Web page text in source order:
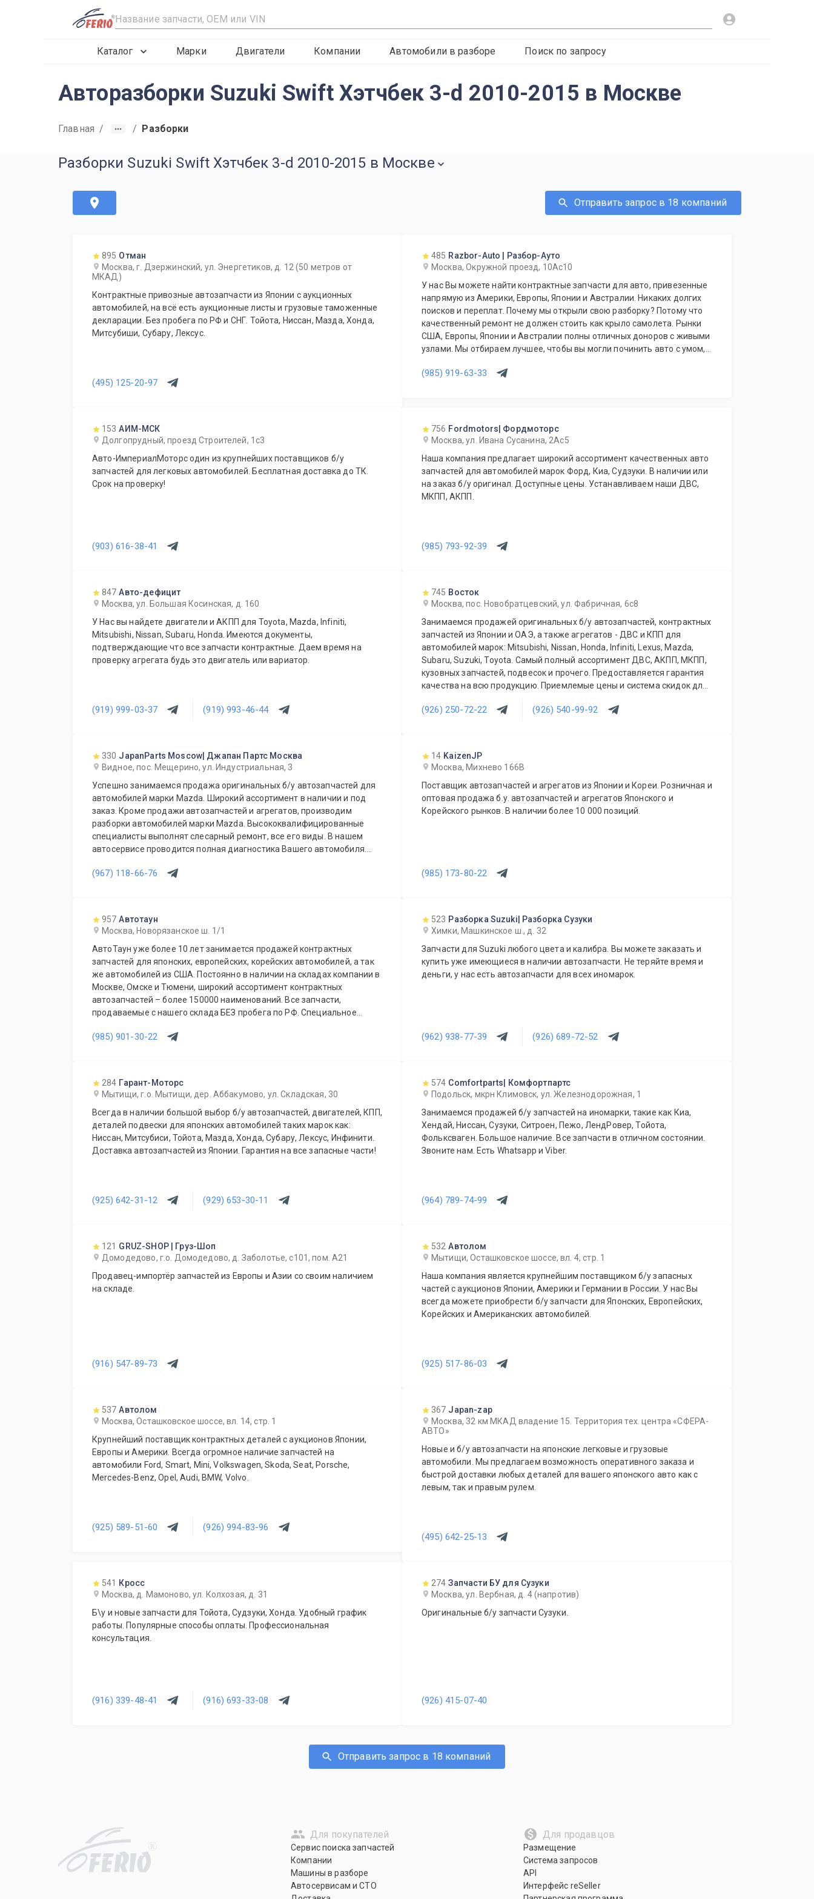
R
Каталог Марки Двигатели Компании Автомобили в разборе Поиск по запросу
Авторазборки Suzuki Swift Хэтчбек 3-d 2010-2015 в Москве
Главная / / Разборки
Разборки Suzuki Swift Хэтчбек 3-d 2010-2015 в Москве
Отправить запрос в 18 компаний
895 Отман
Москва, г. Дзержинский, ул. Энергетиков, д. 12 (50 метров от
МКАД)
Контрактные привозные автозапчасти из Японии с аукционных
автомобилей, на всё есть аукционные листы и грузовые таможенные
декларации. Без пробега по РФ и СНГ. Тойота, Ниссан, Мазда, Хонда,
Митсубиши, Субару, Лексус.
(495) 125-20-97
485 Razbor-Auto | Разбор-Ауто
Москва, Окружной проезд, 10Ас10
У нас Вы можете найти контрактные запчасти для авто, привезенные
напрямую из Америки, Европы, Японии и Австралии. Никаких долгих
поисков и переплат. Почему мы открыли свою разборку? Потому что
качественный ремонт не должен стоить как крыло самолета. Рынки
США, Европы, Японии и Австралии полны отличных доноров с живыми
узлами. Мы отбираем лучшее, чтобы вы могли починить авто с умом, а
(985) 919-63-33
153 АИМ-МСК
Долгопрудный, проезд Строителей, 1с3
Авто-ИмпериалМоторс один из крупнейших поставщиков б/у
запчастей для легковых автомобилей. Бесплатная доставка до ТК.
Срок на проверку!
(903) 616-38-41
756 Fordmotors| Фордмоторс
Москва, ул. Ивана Сусанина, 2Ас5
Наша компания предлагает широкий ассортимент качественных авто
запчастей для автомобилей марок Форд, Киа, Судзуки. В наличии или
на заказ б/у оригинал. Доступные цены. Устанавливаем наши ДВС,
МКПП, АКПП.
(985) 793-92-39
847 Авто-дефицит
Москва, ул. Большая Косинская, д. 160
У Нас вы найдете двигатели и АКПП для Toyota, Mazda, Infiniti,
Mitsubishi, Nissan, Subaru, Honda. Имеются документы,
подтверждающие что все запчасти контрактные. Даем время на
проверку агрегата будь это двигатель или вариатор.
(919) 999-03-37 (919) 993-46-44
745 Восток
Москва, пос. Новобратцевский, ул. Фабричная, 6с8
Занимаемся продажей оригинальных б/у автозапчастей, контрактных
запчастей из Японии и ОАЭ, а также агрегатов - ДВС и КПП для
автомобилей марок: Mitsubishi, Nissan, Honda, Infiniti, Lexus, Mazda,
Subaru, Suzuki, Toyota. Самый полный ассортимент ДВС, АКПП, МКПП,
кузовных запчастей, подвесок и прочего. Предоставляется гарантия
качества на всю продукцию. Приемлемые цены и система скидок для
ежедневно!
(926) 250-72-22 (926) 540-99-92
330 JapanParts Moscow| Джапан Партс Москва
Видное, пос. Мещерино, ул. Индустриальная, 3
Успешно занимаемся продажа оригинальных б/у автозапчастей для
автомобилей марки Mazda. Широкий ассортимент в наличии и под
заказ. Кроме продажи автозапчастей и агрегатов, производим
разборки автомобилей марки Mazda. Высококвалифицированные
специалисты выполнят слесарный ремонт, все его виды. В нашем
автосервисе проводится полная диагностика Вашего автомобиля.
также дополнительное оборудование для Вашего автомобиля.
(967) 118-66-76
14 KaizenJP
Москва, Михнево 166В
Поставщик автозапчастей и агрегатов из Японии и Кореи. Розничная и
оптовая продажа б.у. автозапчастей и агрегатов Японского и
Корейского рынков. В наличии более 10 000 позиций.
(985) 173-80-22
957 Автотаун
Москва, Новорязанское ш. 1/1
АвтоТаун уже более 10 лет занимается продажей контрактных
запчастей для японских, европейских, корейских автомобилей, а так
же автомобилей из США. Постоянно в наличии на складах компании в
Москве, Омске и Тюмени, широкий ассортимент контрактных
автозапчастей – более 150000 наименований. Все запчасти,
продаваемые с нашего склада БЕЗ пробега по РФ. Специальное
(985) 901-30-22
523 Разборка Suzuki| Разборка Сузуки
Химки, Машкинское ш., д. 32
Запчасти для Suzuki любого цвета и калибра. Вы можете заказать и
купить уже имеющиеся в наличии автозапчасти. Не теряйте время и
деньги, у нас есть автозапчасти для всех иномарок.
(962) 938-77-39 (926) 689-72-52
284 Гарант-Моторс
Мытищи, г.о. Мытищи, дер. Аббакумово, ул. Складская, 30
Всегда в наличии большой выбор б/у автозапчастей, двигателей, КПП,
деталей подвески для японских автомобилей таких марок как:
Ниссан, Митсубиси, Тойота, Мазда, Хонда, Субару, Лексус, Инфинити.
Доставка автозапчастей из Японии. Гарантия на все запасные части!
(925) 642-31-12 (929) 653-30-11
574 Comfortparts| Комфортпартс
Подольск, мкрн Климовск, ул. Железнодорожная, 1
Занимаемся продажей б/у запчастей на иномарки, такие как Киа,
Хендай, Ниссан, Сузуки, Ситроен, Пежо, ЛендРовер, Тойота,
Фольксваген. Большое наличие. Все запчасти в отличном состоянии.
Звоните нам. Есть Whatsapp и Viber.
(964) 789-74-99
121 GRUZ-SHOP | Груз-Шоп
Домодедово, г.о. Домодедово, д. Заболотье, с101, пом. А21
Продавец-импортёр запчастей из Европы и Азии со своим наличием
на складе.
(916) 547-89-73
532 Автолом
Мытищи, Осташковское шоссе, вл. 4, стр. 1
Наша компания является крупнейшим поставщиком б/у запасных
частей с аукционов Японии, Америки и Германии в России. У нас Вы
всегда можете приобрести б/у запчасти для Японских, Европейских,
Корейских и Американских автомобилей.
(925) 517-86-03
537 Автолом
Москва, Осташковское шоссе, вл. 14, стр. 1
Крупнейший поставщик контрактных деталей с аукционов Японии,
Европы и Америки. Всегда огромное наличие запчастей на
автомобили Ford, Smart, Mini, Volkswagen, Skoda, Seat, Porsche,
Mercedes-Benz, Opel, Audi, BMW, Volvo.
(925) 589-51-60 (926) 994-83-96
367 Japan-zap
Москва, 32 км МКАД владение 15. Территория тех. центра «СФЕРА-
АВТО»
Новые и б/у автозапчасти на японские легковые и грузовые
автомобили. Мы предлагаем возможность оперативного заказа и
быстрой доставки любых деталей для вашего японского авто как с
левым, так и правым рулем.
(495) 642-25-13
541
Кросс
Москва, д. Мамоново, ул. Колхозая, д. 31
Б\у и новые запчасти для Тойота, Судзуки, Хонда. Удобный график
работы. Популярные способы оплаты. Профессиональная
консультация.
(916) 339-48-41 (916) 693-33-08
274 Запчасти БУ для Сузуки
Москва, ул. Вербная, д. 4 (напротив)
Оригинальные б/у запчасти Сузуки.
(926) 415-07-40
Отправить запрос в 18 компаний
R
Для покупателей
Сервис поиска запчастей
Компании
Машины в разборе
Автосервисам и СТО
Для продавцов
Размещение
Система запросов
API
Интерфейс reSeller